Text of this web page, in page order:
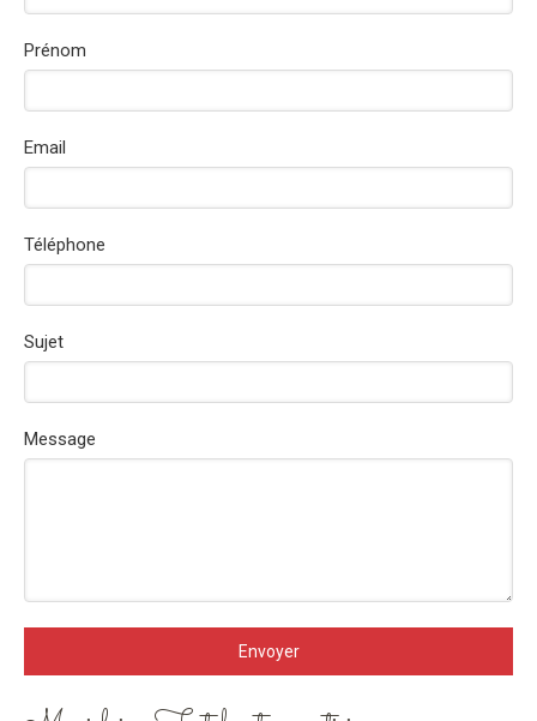
Prénom
Email
Téléphone
Sujet
Message
Envoyer